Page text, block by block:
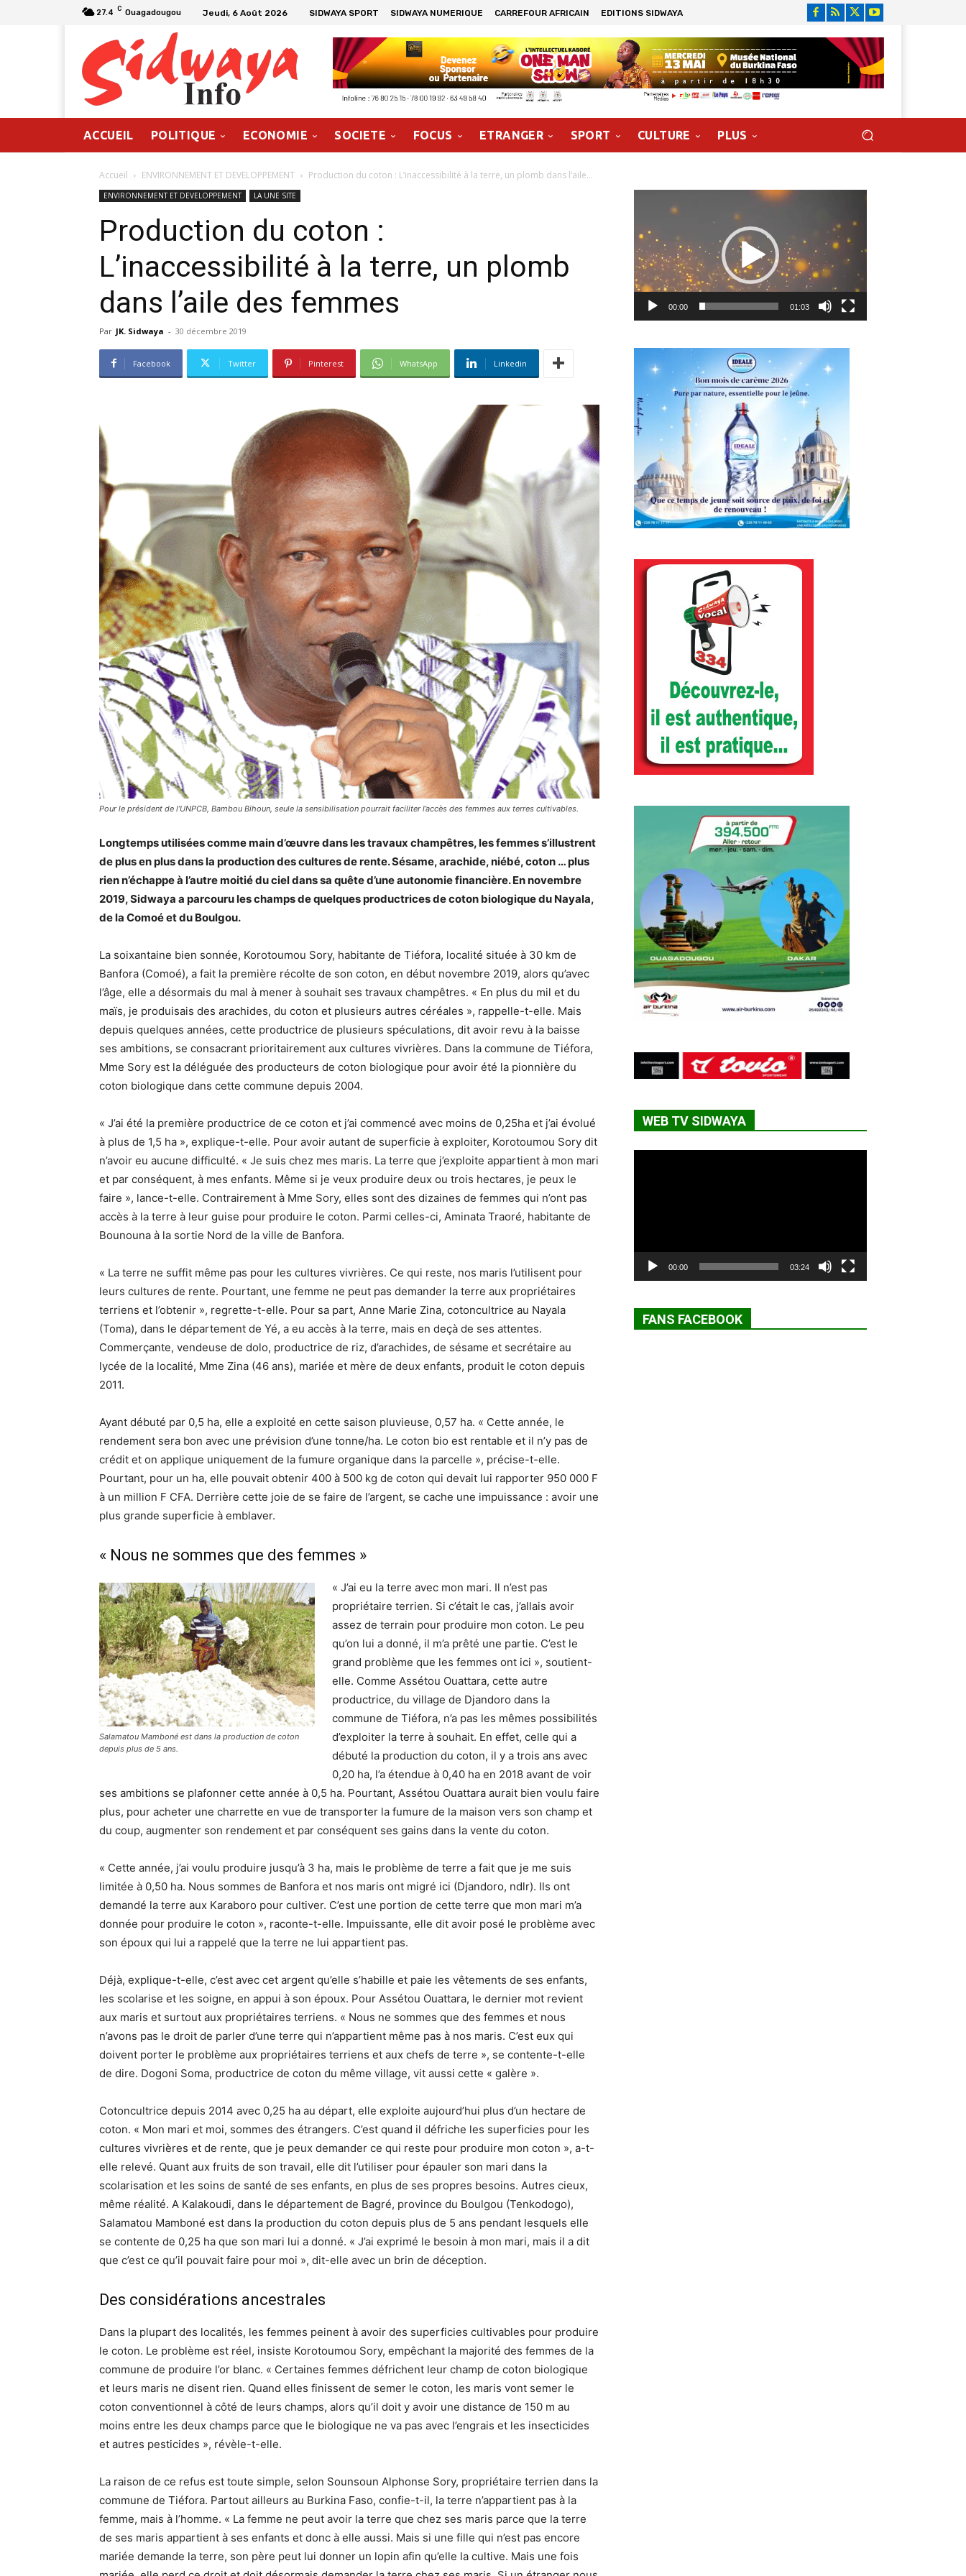
27.4 C Ouagadougou Jeudi, 6 Août 2026 SIDWAYA SPORT SIDWAYA NUMERIQUE CARREFOUR AFRICAIN EDITIONS SIDWAYA
ACCUEIL POLITIQUE ECONOMIE SOCIETE FOCUS ETRANGER SPORT CULTURE PLUS
Accueil ENVIRONNEMENT ET DEVELOPPEMENT Production du coton : L’inaccessibilité à la terre, un plomb dans l’aile...
ENVIRONNEMENT ET DEVELOPPEMENT LA UNE SITE
Production du coton :
L’inaccessibilité à la terre, un plomb
dans l’aile des femmes
Par JK. Sidwaya - 30 décembre 2019
Facebook Twitter Pinterest WhatsApp Linkedin
Pour le président de l’UNPCB, Bambou Bihoun, seule la sensibilisation pourrait faciliter l’accès des femmes aux terres cultivables.
Longtemps utilisées comme main d’œuvre dans les travaux champêtres, les femmes s’illustrent
de plus en plus dans la production des cultures de rente. Sésame, arachide, niébé, coton … plus
rien n’échappe à l’autre moitié du ciel dans sa quête d’une autonomie financière. En novembre
2019, Sidwaya a parcouru les champs de quelques productrices de coton biologique du Nayala,
de la Comoé et du Boulgou.
La soixantaine bien sonnée, Korotoumou Sory, habitante de Tiéfora, localité située à 30 km de
Banfora (Comoé), a fait la première récolte de son coton, en début novembre 2019, alors qu’avec
l’âge, elle a désormais du mal à mener à souhait ses travaux champêtres. « En plus du mil et du
maïs, je produisais des arachides, du coton et plusieurs autres céréales », rappelle-t-elle. Mais
depuis quelques années, cette productrice de plusieurs spéculations, dit avoir revu à la baisse
ses ambitions, se consacrant prioritairement aux cultures vivrières. Dans la commune de Tiéfora,
Mme Sory est la déléguée des producteurs de coton biologique pour avoir été la pionnière du
coton biologique dans cette commune depuis 2004.
« J’ai été la première productrice de ce coton et j’ai commencé avec moins de 0,25ha et j’ai évolué
à plus de 1,5 ha », explique-t-elle. Pour avoir autant de superficie à exploiter, Korotoumou Sory dit
n’avoir eu aucune difficulté. « Je suis chez mes maris. La terre que j’exploite appartient à mon mari
et par conséquent, à mes enfants. Même si je veux produire deux ou trois hectares, je peux le
faire », lance-t-elle. Contrairement à Mme Sory, elles sont des dizaines de femmes qui n’ont pas
accès à la terre à leur guise pour produire le coton. Parmi celles-ci, Aminata Traoré, habitante de
Bounouna à la sortie Nord de la ville de Banfora.
« La terre ne suffit même pas pour les cultures vivrières. Ce qui reste, nos maris l’utilisent pour
leurs cultures de rente. Pourtant, une femme ne peut pas demander la terre aux propriétaires
terriens et l’obtenir », regrette-t-elle. Pour sa part, Anne Marie Zina, cotoncultrice au Nayala
(Toma), dans le département de Yé, a eu accès à la terre, mais en deçà de ses attentes.
Commerçante, vendeuse de dolo, productrice de riz, d’arachides, de sésame et secrétaire au
lycée de la localité, Mme Zina (46 ans), mariée et mère de deux enfants, produit le coton depuis
2011.
Ayant débuté par 0,5 ha, elle a exploité en cette saison pluvieuse, 0,57 ha. « Cette année, le
rendement sera bon avec une prévision d’une tonne/ha. Le coton bio est rentable et il n’y pas de
crédit et on applique uniquement de la fumure organique dans la parcelle », précise-t-elle.
Pourtant, pour un ha, elle pouvait obtenir 400 à 500 kg de coton qui devait lui rapporter 950 000 F
à un million F CFA. Derrière cette joie de se faire de l’argent, se cache une impuissance : avoir une
plus grande superficie à emblaver.
« Nous ne sommes que des femmes »
Salamatou Mamboné est dans la production de coton
depuis plus de 5 ans.
« J’ai eu la terre avec mon mari. Il n’est pas
propriétaire terrien. Si c’était le cas, j’allais avoir
assez de terrain pour produire mon coton. Le peu
qu’on lui a donné, il m’a prêté une partie. C’est le
grand problème que les femmes ont ici », soutient-
elle. Comme Assétou Ouattara, cette autre
productrice, du village de Djandoro dans la
commune de Tiéfora, n’a pas les mêmes possibilités
d’exploiter la terre à souhait. En effet, celle qui a
débuté la production du coton, il y a trois ans avec
0,20 ha, l’a étendue à 0,40 ha en 2018 avant de voir
ses ambitions se plafonner cette année à 0,5 ha. Pourtant, Assétou Ouattara aurait bien voulu faire
plus, pour acheter une charrette en vue de transporter la fumure de la maison vers son champ et
du coup, augmenter son rendement et par conséquent ses gains dans la vente du coton.
« Cette année, j’ai voulu produire jusqu’à 3 ha, mais le problème de terre a fait que je me suis
limitée à 0,50 ha. Nous sommes de Banfora et nos maris ont migré ici (Djandoro, ndlr). Ils ont
demandé la terre aux Karaboro pour cultiver. C’est une portion de cette terre que mon mari m’a
donnée pour produire le coton », raconte-t-elle. Impuissante, elle dit avoir posé le problème avec
son époux qui lui a rappelé que la terre ne lui appartient pas.
Déjà, explique-t-elle, c’est avec cet argent qu’elle s’habille et paie les vêtements de ses enfants,
les scolarise et les soigne, en appui à son époux. Pour Assétou Ouattara, le dernier mot revient
aux maris et surtout aux propriétaires terriens. « Nous ne sommes que des femmes et nous
n’avons pas le droit de parler d’une terre qui n’appartient même pas à nos maris. C’est eux qui
doivent porter le problème aux propriétaires terriens et aux chefs de terre », se contente-t-elle
de dire. Dogoni Soma, productrice de coton du même village, vit aussi cette « galère ».
Cotoncultrice depuis 2014 avec 0,25 ha au départ, elle exploite aujourd’hui plus d’un hectare de
coton. « Mon mari et moi, sommes des étrangers. C’est quand il défriche les superficies pour les
cultures vivrières et de rente, que je peux demander ce qui reste pour produire mon coton », a-t-
elle relevé. Quant aux fruits de son travail, elle dit l’utiliser pour épauler son mari dans la
scolarisation et les soins de santé de ses enfants, en plus de ses propres besoins. Autres cieux,
même réalité. A Kalakoudi, dans le département de Bagré, province du Boulgou (Tenkodogo),
Salamatou Mamboné est dans la production du coton depuis plus de 5 ans pendant lesquels elle
se contente de 0,25 ha que son mari lui a donné. « J’ai exprimé le besoin à mon mari, mais il a dit
que c’est ce qu’il pouvait faire pour moi », dit-elle avec un brin de déception.
Des considérations ancestrales
Dans la plupart des localités, les femmes peinent à avoir des superficies cultivables pour produire
le coton. Le problème est réel, insiste Korotoumou Sory, empêchant la majorité des femmes de la
commune de produire l’or blanc. « Certaines femmes défrichent leur champ de coton biologique
et leurs maris ne disent rien. Quand elles finissent de semer le coton, les maris vont semer le
coton conventionnel à côté de leurs champs, alors qu’il doit y avoir une distance de 150 m au
moins entre les deux champs parce que le biologique ne va pas avec l’engrais et les insecticides
et autres pesticides », révèle-t-elle.
La raison de ce refus est toute simple, selon Sounsoun Alphonse Sory, propriétaire terrien dans la
commune de Tiéfora. Partout ailleurs au Burkina Faso, confie-t-il, la terre n’appartient pas à la
femme, mais à l’homme. « La femme ne peut avoir la terre que chez ses maris parce que la terre
de ses maris appartient à ses enfants et donc à elle aussi. Mais si une fille qui n’est pas encore
mariée demande la terre, son père peut lui donner un lopin afin qu’elle la cultive. Mais une fois
00:00 01:03
WEB TV SIDWAYA
00:00 03:24
FANS FACEBOOK